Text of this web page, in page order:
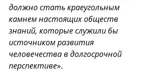
должно стать краеугольным
камнем настоящих обществ
знаний, которые служили бы
источником развития
человечества в долгосрочной
перспективе».